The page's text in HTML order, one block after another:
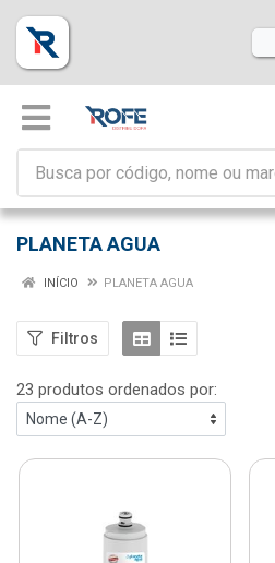
PLANETA AGUA
INÍCIO PLANETA AGUA
Filtros
23 produtos ordenados por: